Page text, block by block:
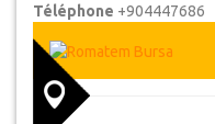
Téléphone +904447686